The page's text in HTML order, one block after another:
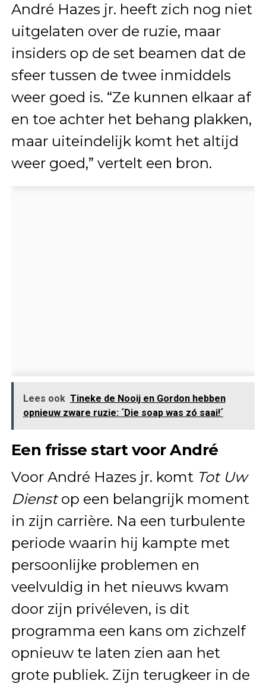
André Hazes jr. heeft zich nog niet
uitgelaten over de ruzie, maar
insiders op de set beamen dat de
sfeer tussen de twee inmiddels
weer goed is. “Ze kunnen elkaar af
en toe achter het behang plakken,
maar uiteindelijk komt het altijd
weer goed,” vertelt een bron.
Lees ook Tineke de Nooij en Gordon hebben
opnieuw zware ruzie: ´Die soap was zó saai!´
Een frisse start voor André
Voor André Hazes jr. komt Tot Uw
Dienstop een belangrijk moment
in zijn carrière. Na een turbulente
periode waarin hij kampte met
persoonlijke problemen en
veelvuldig in het nieuws kwam
door zijn privéleven, is dit
programma een kans om zichzelf
opnieuw te laten zien aan het
grote publiek. Zijn terugkeer in de